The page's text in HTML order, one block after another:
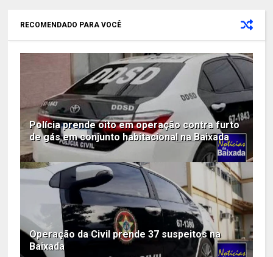
RECOMENDADO PARA VOCÊ
Polícia prende oito em operação contra furto
de gás em conjunto habitacional na Baixada
Operação da Civil prende 37 suspeitos na
Baixada